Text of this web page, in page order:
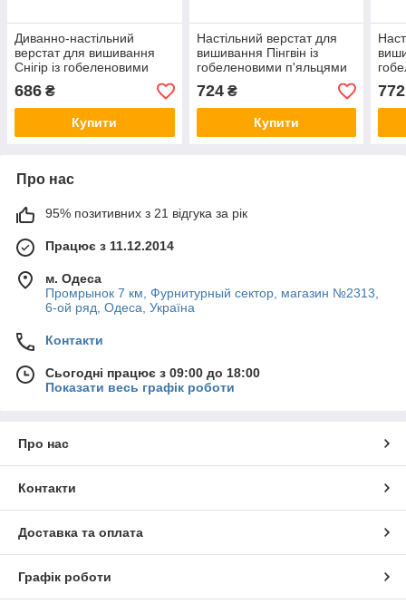
Диванно-настільний
верстат для вишивання
Снігір із гобеленовими
п'яльцями 40х56 см.
Арабеска.
686 ₴
Купити
Настільний верстат для
вишивання Пінгвін із
гобеленовими п'яльцями
20х24 см. Арабеска.
724₴
Купити
772
Про нас
95% позитивних з 21 відгука за рік
Працює з 11.12.2014
м. Одеса
Промрынок 7 км, Фурнитурный сектор, магазин №2313,
6-ой ряд, Одеса, Україна
Контакти
Сьогодні працює з 09:00 до 18:00
Показати весь графік роботи
Про нас
Контакти
Доставка та оплата
Графік роботи